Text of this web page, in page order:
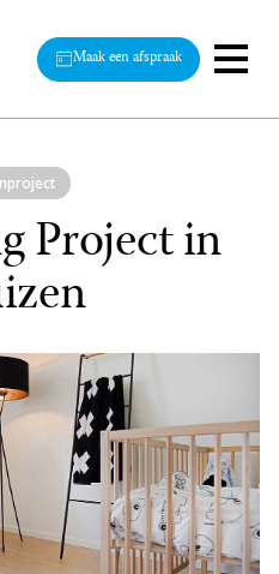
Maak een afspraak
Project in